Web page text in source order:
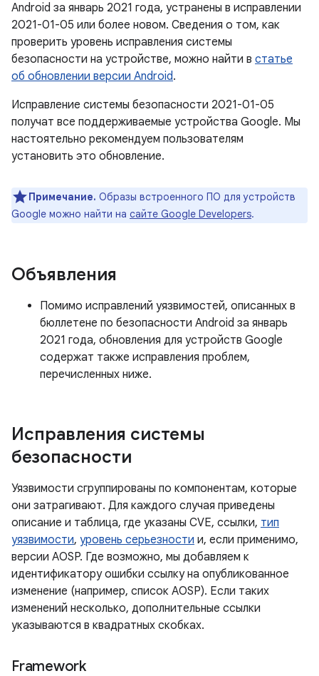
Android за январь 2021 года, устранены в исправлении
2021-01-05 или более новом. Сведения о том, как
проверить уровень исправления системы
безопасности на устройстве, можно найти в статье
об обновлении версии Android.
Исправление системы безопасности 2021-01-05
получат все поддерживаемые устройства Google. Мы
настоятельно рекомендуем пользователям
установить это обновление.
Примечание. Образы встроенного ПО для устройств
Google можно найти на сайте Google Developers.
Объявления
Помимо исправлений уязвимостей, описанных в
бюллетене по безопасности Android за январь
2021 года, обновления для устройств Google
содержат также исправления проблем,
перечисленных ниже.
Исправления системы
безопасности
Уязвимости сгруппированы по компонентам, которые
они затрагивают. Для каждого случая приведены
описание и таблица, где указаны CVE, ссылки, тип
уязвимости, уровень серьезности и, если применимо,
версии AOSP. Где возможно, мы добавляем к
идентификатору ошибки ссылку на опубликованное
изменение (например, список AOSP). Если таких
изменений несколько, дополнительные ссылки
указываются в квадратных скобках.
Framework